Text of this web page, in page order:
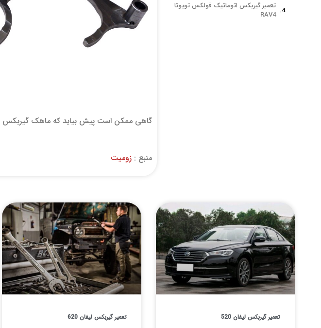
تعمیر گیربکس اتوماتیک فولکس تویوتا
RAV4
گاهی ممکن است پیش بیاید که ماهک گیربکس
منبع :زومیت
تعمیر گیربکس لیفان 520 تعمیر گیربکس لیفان 620